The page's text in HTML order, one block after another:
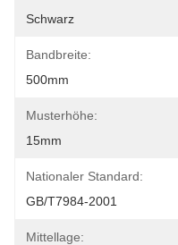
Schwarz
Bandbreite:
500mm
Musterhöhe:
15mm
Nationaler Standard:
GB/T7984-2001
Mittellage: